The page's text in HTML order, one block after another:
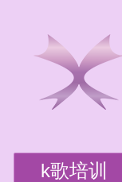
k歌培训